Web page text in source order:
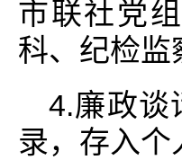
市联社党
科、纪检监
4.廉政谈
录，存入个